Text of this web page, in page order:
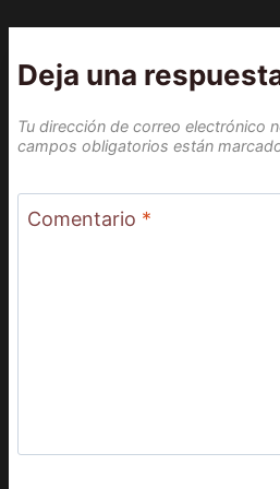
Deja una
Tu dirección de correo electrónico
campos obligatorios están
Comentario *